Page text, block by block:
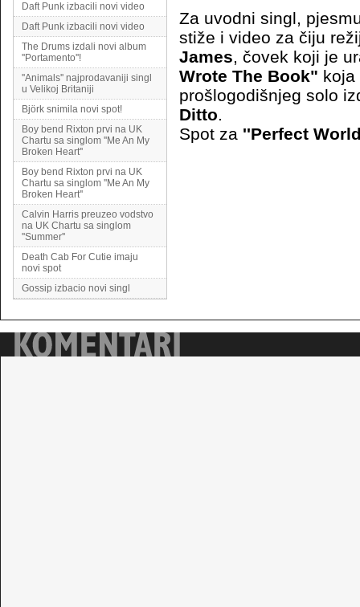
Daft Punk izbacili novi video
Daft Punk izbacili novi video
The Drums izdali novi album
''Portamento''!
''Animals'' najprodavaniji singl
u Velikoj Britaniji
Björk snimila novi spot!
Boy bend Rixton prvi na UK
Chartu sa singlom ''Me An My
Broken Heart''
Boy bend Rixton prvi na UK
Chartu sa singlom ''Me An My
Broken Heart''
Calvin Harris preuzeo vodstvo
na UK Chartu sa singlom
''Summer''
Death Cab For Cutie imaju
novi spot
Gossip izbacio novi singl
Za uvodni singl,
stiže i video za čiju
James, čovek koji je
Wrote The Book" koja
prošlogodišnjeg solo
Ditto.
Spot za ''Perfect